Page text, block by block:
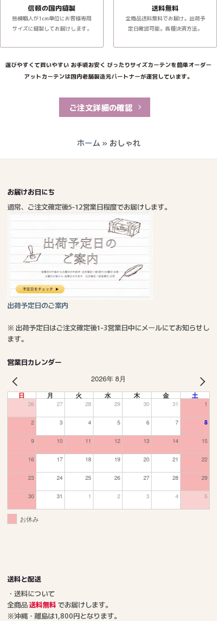
信頼の国内縫製
熟練職人が1cm単位にお客様専用
サイズに縫製してお届けします。
送料無料
全商品送料無料でお届け。出荷予
定日確認可能。各種決済方法。
選びやすくて買いやすい お手頃お安く ぴったりサイズカーテンを簡単オーダー
アットカーテンは国内老舗製造元パートナーが運営しています。
ご注文詳細の確認
ホーム » おしゃれ
お届けお日にち
通常、ご注文確定後5-12営業日程度でお届けします。
出荷予定日のご案内
※ 出荷予定日はご注文確定後1-3営業日中にメールにてお知らせし
ます。
営業日カレンダー
2026年 8月
日 月 火 水 木 金 土
26 27 28 29 30 31 1
2 3 4 5 6 7 8
9 10 11 12 13 14 15
16 17 18 19 20 21 22
23 24 25 26 27 28 29
30 31 1 2 3 4 5
お休み
送料と配送
・送料について
全商品送料無料でお届けします。
※沖縄・離島は1,800円となります。